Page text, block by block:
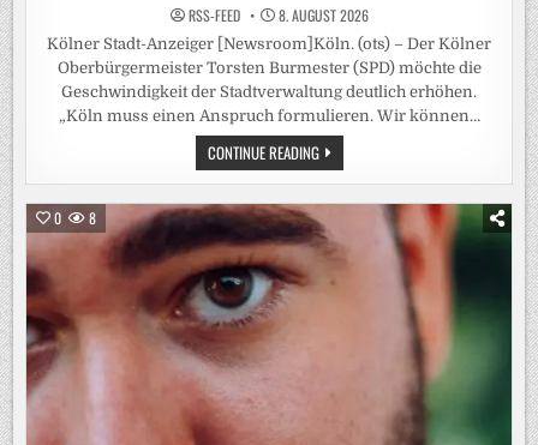
RSS-FEED 8. AUGUST 2026
Kölner Stadt-Anzeiger [Newsroom]Köln. (ots) – Der Kölner
Oberbürgermeister Torsten Burmester (SPD) möchte die
Geschwindigkeit der Stadtverwaltung deutlich erhöhen.
„Köln muss einen Anspruch formulieren. Wir können…
CONTINUE READINGKÖLNER
OB
WILL
ZUM
„GENEHMIGUNGSWELTMEISTER“
MACHEN
TORSTEN
BESCHLEUNIGUNGS-
EFFIZIENZPROGRAMM
0 8